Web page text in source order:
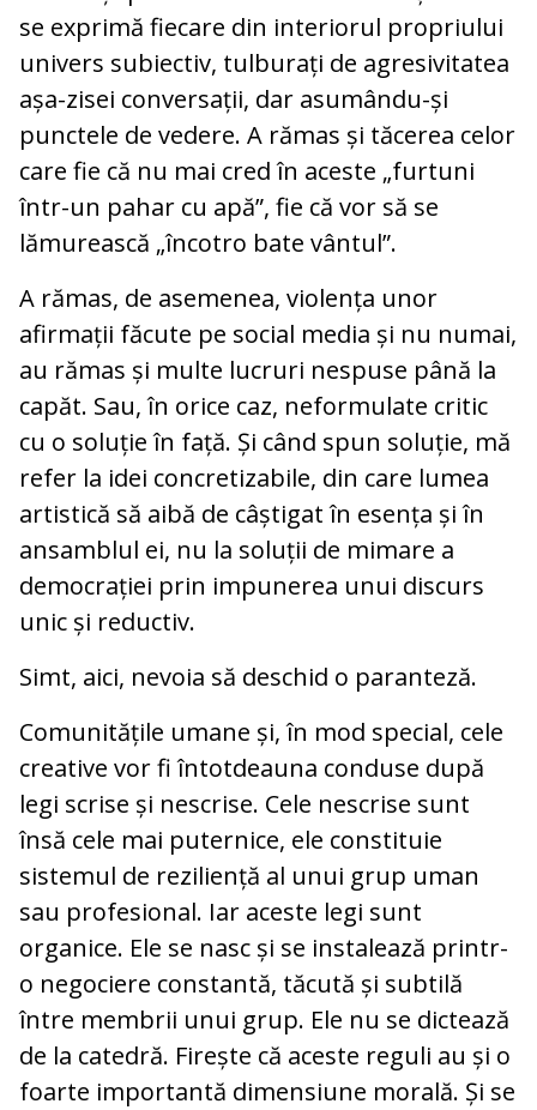
se exprimă fiecare din interiorul propriului
univers subiectiv, tulburați de agresivitatea
așa-zisei conversații, dar asumându-și
punctele de vedere. A rămas și tăcerea celor
care fie că nu mai cred în aceste „furtuni
într-un pahar cu apă”, fie că vor să se
lămurească „încotro bate vântul”.
A rămas, de asemenea, violența unor
afirmații făcute pe social media și nu numai,
au rămas și multe lucruri nespuse până la
capăt. Sau, în orice caz, neformulate critic
cu o soluție în față. Și când spun soluție, mă
refer la idei concretizabile, din care lumea
artistică să aibă de câștigat în esența și în
ansamblul ei, nu la soluții de mimare a
democrației prin impunerea unui discurs
unic și reductiv.
Simt, aici, nevoia să deschid o paranteză.
Comunitățile umane și, în mod special, cele
creative vor fi întotdeauna conduse după
legi scrise și nescrise. Cele nescrise sunt
însă cele mai puternice, ele constituie
sistemul de reziliență al unui grup uman
sau profesional. Iar aceste legi sunt
organice. Ele se nasc și se instalează printr-
o negociere constantă, tăcută și subtilă
între membrii unui grup. Ele nu se dictează
de la catedră. Firește că aceste reguli au și o
foarte importantă dimensiune morală. Și se